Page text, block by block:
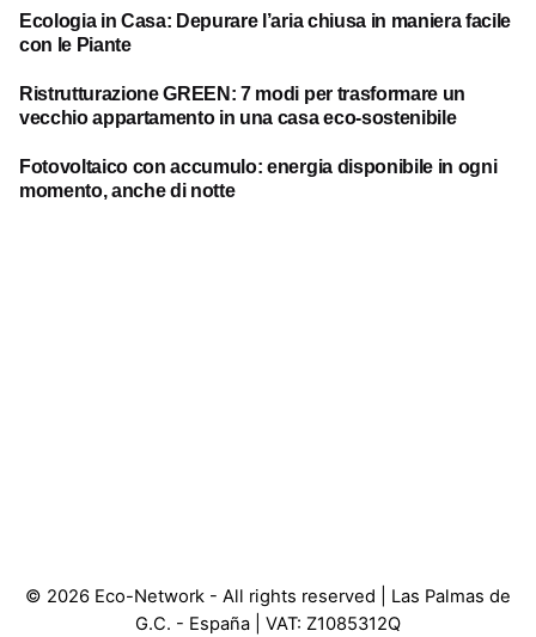
Ecologia in Casa: Depurare l’aria chiusa in maniera facile
con le Piante
Ristrutturazione GREEN: 7 modi per trasformare un
vecchio appartamento in una casa eco-sostenibile
Fotovoltaico con accumulo: energia disponibile in ogni
momento, anche di notte
© 2026 Eco-Network - All rights reserved | Las Palmas de
G.C. - España | VAT: Z1085312Q